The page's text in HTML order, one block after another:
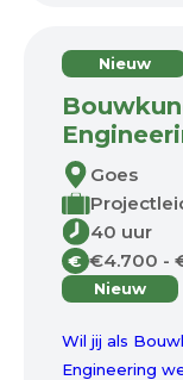
Nieuw
Goes
40 uur
€ €4.700 -
Nieuw
Wil jij als
Engineering